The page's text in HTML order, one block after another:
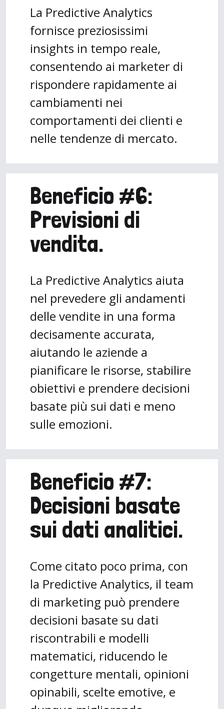
La Predictive Analytics
fornisce preziosissimi
insights in tempo reale,
consentendo ai marketer di
rispondere rapidamente ai
cambiamenti nei
comportamenti dei clienti e
nelle tendenze di mercato.
Beneficio #6:
Previsioni di
vendita.
La Predictive Analytics aiuta
nel prevedere gli andamenti
delle vendite in una forma
decisamente accurata,
aiutando le aziende a
pianificare le risorse, stabilire
obiettivi e prendere decisioni
basate più sui dati e meno
sulle emozioni.
Beneficio #7:
Decisioni basate
sui dati analitici.
Come citato poco prima, con
la Predictive Analytics, il team
di marketing può prendere
decisioni basate su dati
riscontrabili e modelli
matematici, riducendo le
congetture mentali, opinioni
opinabili, scelte emotive, e